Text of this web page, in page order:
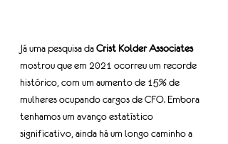
Já uma pesquisa da Crist Kolder Associates
mostrou que em 2021 ocorreu um recorde
histórico, com um aumento de 15% de
mulheres ocupando cargos de CFO. Embora
tenhamos um avanço estatístico
significativo, ainda há um longo caminho a